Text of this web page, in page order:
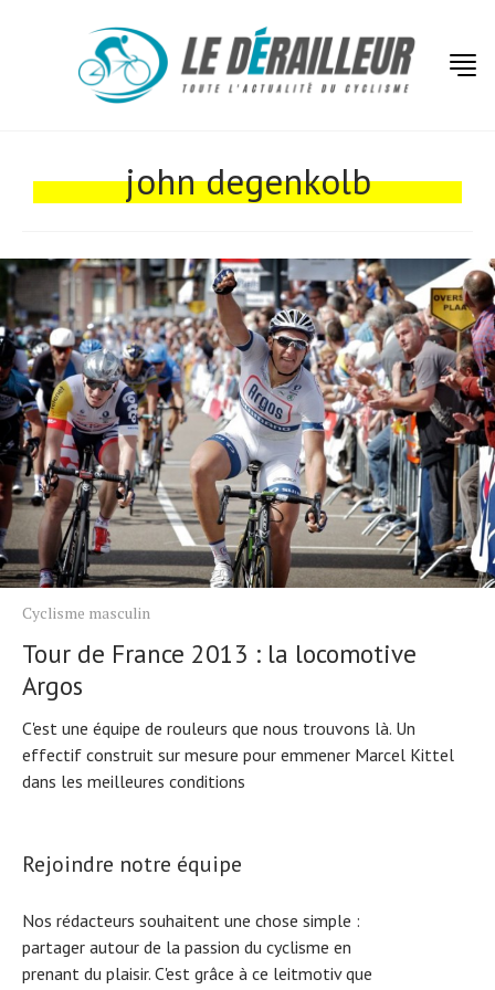
john degenkolb
Cyclisme masculin
Tour de France 2013 : la locomotive
Argos
C'est une équipe de rouleurs que nous trouvons là. Un
effectif construit sur mesure pour emmener Marcel Kittel
dans les meilleures conditions
Rejoindre notre équipe
Nos rédacteurs souhaitent une chose simple :
partager autour de la passion du cyclisme en
prenant du plaisir. C'est grâce à ce leitmotiv que
Tests de produits
Tendances
Tous nos articles
À propos